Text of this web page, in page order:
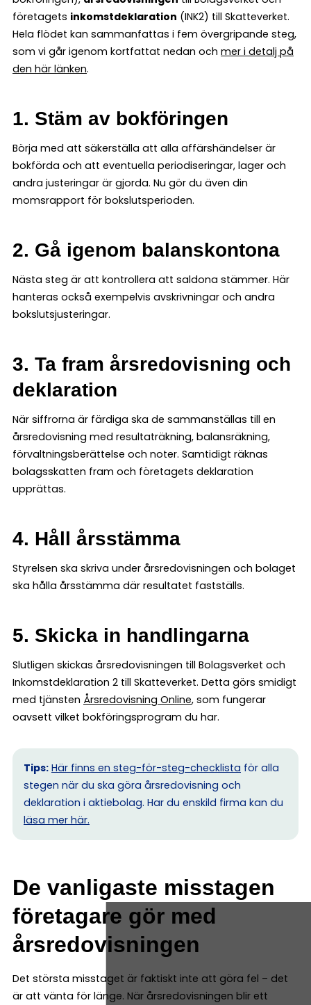
företagets inkomstdeklaration (INK2) till Skatteverket.
Hela flödet kan sammanfattas i fem övergripande steg,
som vi går igenom kortfattat nedan och mer i detalj på
den här länken.
1. Stäm av bokföringen
Börja med att säkerställa att alla affärshändelser är
bokförda och att eventuella periodiseringar, lager och
andra justeringar är gjorda. Nu gör du även din
momsrapport för bokslutsperioden.
2. Gå igenom balanskontona
Nästa steg är att kontrollera att saldona stämmer. Här
hanteras också exempelvis avskrivningar och andra
bokslutsjusteringar.
3. Ta fram årsredovisning och
deklaration
När siffrorna är färdiga ska de sammanställas till en
årsredovisning med resultaträkning, balansräkning,
förvaltningsberättelse och noter. Samtidigt räknas
bolagsskatten fram och företagets deklaration
upprättas.
4. Håll årsstämma
Styrelsen ska skriva under årsredovisningen och bolaget
ska hålla årsstämma där resultatet fastställs.
5. Skicka in handlingarna
Slutligen skickas årsredovisningen till Bolagsverket och
Inkomstdeklaration 2 till Skatteverket. Detta görs smidigt
med tjänsten Årsredovisning Online, som fungerar
oavsett vilket bokföringsprogram du har.
Tips: Här finns en steg-för-steg-checklista för alla
stegen när du ska göra årsredovisning och
deklaration i aktiebolag. Har du enskild firma kan du
läsa mer här.
De vanligaste misstagen
företagare gör med
årsredovisningen
Det största misstaget är faktiskt inte att göra fel – det
är att vänta för länge. När årsredovisningen blir ett